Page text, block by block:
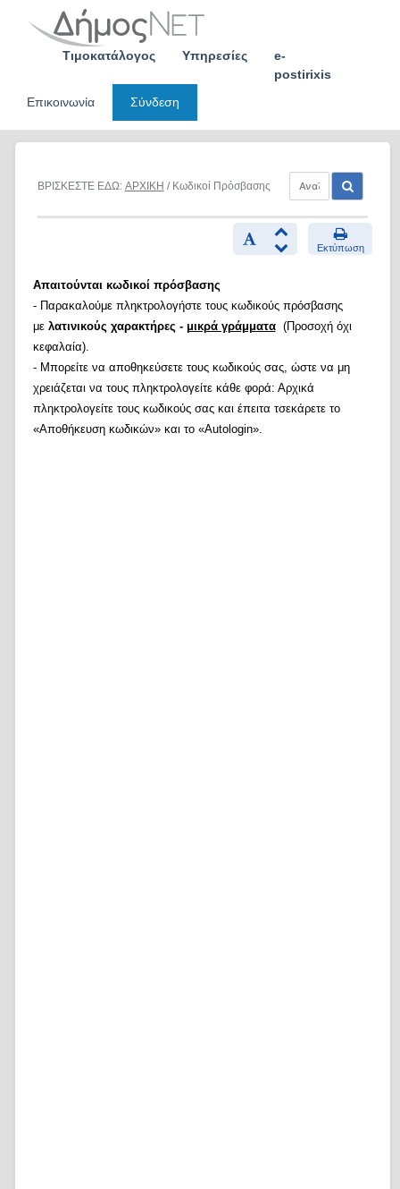
Τιμοκατάλογος Υπηρεσίες
e-
postirixis
Επικοινωνία
Σύνδεση
ΒΡΙΣΚΕΣΤΕ ΕΔΩ: ΑΡΧΙΚΗ / Κωδικοί Πρόσβασης
Εκτύπωση
Απαιτούνται κωδικοί πρόσβασης
- Παρακαλούμε πληκτρολογήστε τους κωδικούς πρόσβασης
με λατινικούς χαρακτήρες - μικρά γράμματα(Προσοχή όχι
κεφαλαία).
- Μπορείτε να αποθηκεύσετε τους κωδικούς σας, ώστε να μη
χρειάζεται να τους πληκτρολογείτε κάθε φορά: Αρχικά
πληκτρολογείτε τους κωδικούς σας και έπειτα τσεκάρετε το
«Αποθήκευση κωδικών» και το «Autologin».